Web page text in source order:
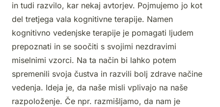
in tudi razvilo, kar nekaj avtorjev. Pojmujemo jo kot
del tretjega vala kognitivne terapije. Namen
kognitivno vedenjske terapije je pomagati ljudem
prepoznati in se soočiti s svojimi nezdravimi
miselnimi vzorci. Na ta način bi lahko potem
spremenili svoja čustva in razvili bolj zdrave načine
vedenja. Ideja je, da naše misli vplivajo na naše
razpoloženje. Če npr. razmišljamo, da nam je